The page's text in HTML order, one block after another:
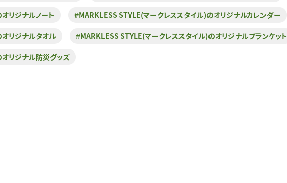
リジナルノート #MARKLESS STYLE(マークレススタイル)のオリジナルカレンダー
リジナルタオル #MARKLESS STYLE(マークレススタイル)のオリジナルブランケット
リジナル防災グッズ